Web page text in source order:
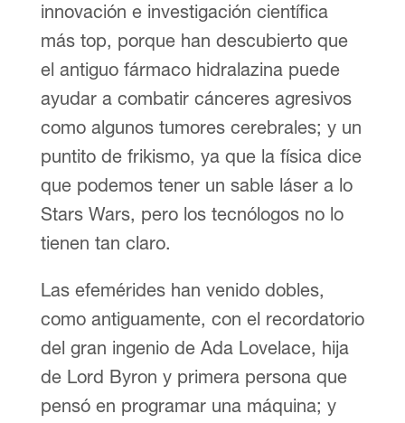
innovación e investigación científica
más top, porque han descubierto que
el antiguo fármaco hidralazina puede
ayudar a combatir cánceres agresivos
como algunos tumores cerebrales; y un
puntito de frikismo, ya que la física dice
que podemos tener un sable láser a lo
Stars Wars, pero los tecnólogos no lo
tienen tan claro.
Las efemérides han venido dobles,
como antiguamente, con el recordatorio
del gran ingenio de Ada Lovelace, hija
de Lord Byron y primera persona que
pensó en programar una máquina; y